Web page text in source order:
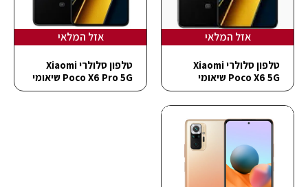
אזל המלאי
טלפון סלולרי Xiaomi
Poco X6 5G שיאומי
אזל המלאי
טלפון סלולרי Xiaomi
Poco X6 Pro 5G שיאומי